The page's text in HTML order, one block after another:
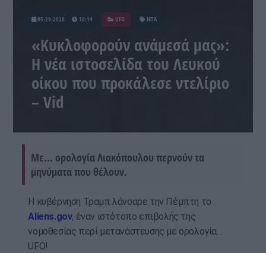
05-29-2026 10:14 UFO ΗΠΑ
«Κυκλοφορούν ανάμεσά μας»:
Η νέα ιστοσελίδα του Λευκού
οίκου που προκάλεσε ντελίριο
– Vid
Με... ορολογία Λιακόπουλου περνούν τα
μηνύματα που θέλουν.
Η κυβέρνηση Τραμπ λάνσαρε την Πέμπτη το
Aliens.gov, έναν ιστότοπο επιβολής της
νομοθεσίας περί μετανάστευσης με ορολογία…
UFO!